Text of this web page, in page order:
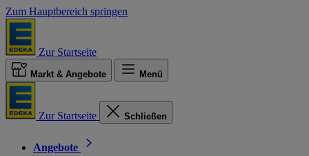
Zum Hauptbereich springen
Zur Startseite
Markt & Angebote Menü
Zur Startseite Schließen
Angebote